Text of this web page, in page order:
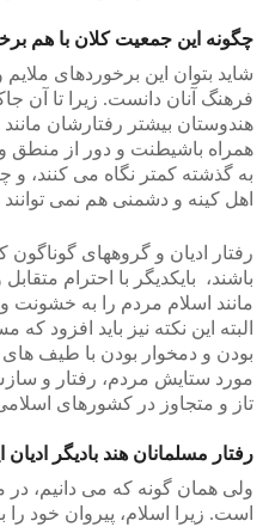
چگونه این جمعیت کلان با هم
شاید بتوان این برخوردهای
فرهنگ آنان دانست. زیرا تا آن
هندوستان بیشتر رفتارشان
همراه باشیطنت و دور از
به گذشته کمتر نگاه می کنند، و
اهل کینه و دشمنی هم نمی توانند
رفتار ادیان و گروههای
باشند، بایکدیگر با احترام
مانند اسلام مردم را به
البته این نکته نیز باید افزود
بودن و دمخوار بودن با طیف های
مورد ستایش مردم، رفتار و
تاز و متجاوز در کشورهای
رفتار مسلمانان هند بادیگر
ولی همان گونه که می دانیم، در
است. زیرا اسلام، پیروان خود را